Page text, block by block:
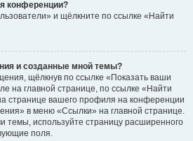
конференции?
и щёлкните по ссылке «Найти
и созданные мной темы?
щёлкнув по ссылке «Показать ваши
на главной странице, по ссылке «Найти
странице вашего профиля на конференции
в меню «Ссылки» на главной странице.
темы, используйте страницу расширенного
поля.